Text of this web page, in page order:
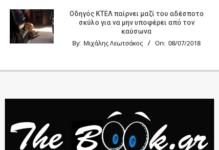
Οδηγός KTΕΛ παίρνει μαζί του αδέσποτο
σκύλο για να μην υποφέρει από τον
καύσωνα
By: Μιχάλης Λεωτσάκος On: 08/07/2018